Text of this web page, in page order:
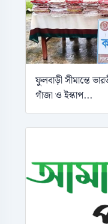
ফুলবাড়ী সীমান্তে
গাঁজা ও ইস্কাপ...